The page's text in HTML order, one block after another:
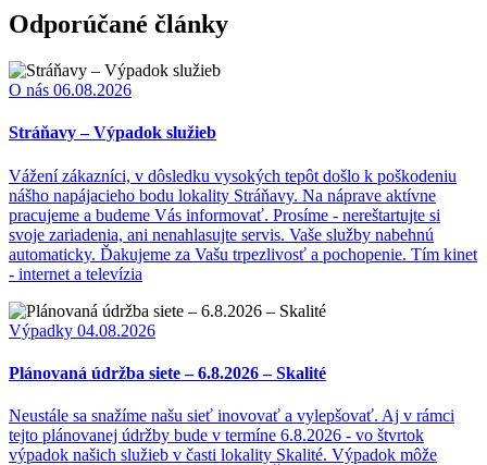
Odporúčané články
O nás 06.08.2026
Stráňavy – Výpadok služieb
Vážení zákazníci, v dôsledku vysokých tepôt došlo k poškodeniu
nášho napájacieho bodu lokality Stráňavy. Na náprave aktívne
pracujeme a budeme Vás informovať. Prosíme - nereštartujte si
svoje zariadenia, ani nenahlasujte servis. Vaše služby nabehnú
automaticky. Ďakujeme za Vašu trpezlivosť a pochopenie. Tím kinet
- internet a televízia
Výpadky 04.08.2026
Plánovaná údržba siete – 6.8.2026 – Skalité
Neustále sa snažíme našu sieť inovovať a vylepšovať. Aj v rámci
tejto plánovanej údržby bude v termíne 6.8.2026 - vo štvrtok
výpadok našich služieb v časti lokality Skalité. Výpadok môže